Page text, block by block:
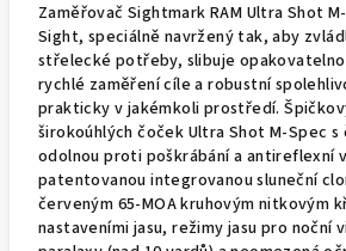
Zaměřovač Sightmark RAM Ultra Shot
Sight, speciálně navržený tak, aby
střelecké potřeby, slibuje
rychlé zaměření cíle a robustní
prakticky v jakémkoli prostředí.
širokoúhlých čoček Ultra Shot M-Spec
odolnou proti poškrábání a antireflexní
patentovanou integrovanou sluneční
červeným 65-MOA kruhovým nitkovým
nastaveními jasu, režimy jasu pro noční